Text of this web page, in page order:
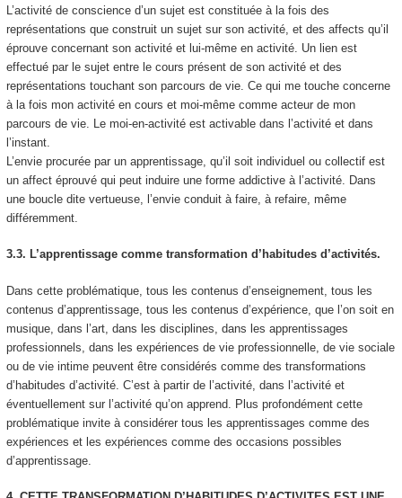
L’activité de conscienced’un sujet est constituée à la fois des
représentations que construit un sujet sur son activité, et des affects qu’il
éprouve concernant son activité et lui-même en activité. Un lien est
effectué par le sujet entre le cours présent de son activité et des
représentations touchant son parcours de vie. Ce qui me touche concerne
à la fois mon activité en cours et moi-même comme acteur de mon
parcours de vie.
Le moi-en-activité est activable dans l’activité et dans
l’instant.
L’envie procurée par un apprentissage, qu’il soit individuel ou collectif est
un affect éprouvé qui peut induire une forme addictive à l’activité. Dans
une boucle dite vertueuse, l’envie conduit à faire, à refaire, même
différemment.
3.3. L’apprentissage comme transformation d’habitudes d’activités.
Dans cette problématique, tous les contenus d’enseignement, tous les
contenus d’apprentissage, tous les contenus d’expérience, que l’on soit en
musique, dans l’art, dans les disciplines, dans les apprentissages
professionnels, dans les expériences de vie professionnelle, de vie sociale
ou de vie intime peuvent être considérés comme des transformations
d’habitudes d’activité. C’est à partir de l’activité, dans l’activité et
éventuellement sur l’activité qu’on apprend. Plus profondément cette
problématique invite à considérer tous les apprentissages comme des
expériences et les expériences comme des occasions possibles
d’apprentissage.